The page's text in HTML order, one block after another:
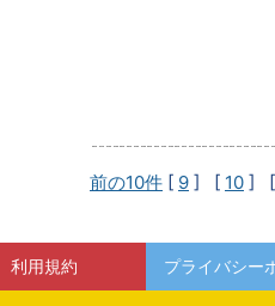
前の10件 [ 9 ] [ 10 ]
利用規約 プライバシー